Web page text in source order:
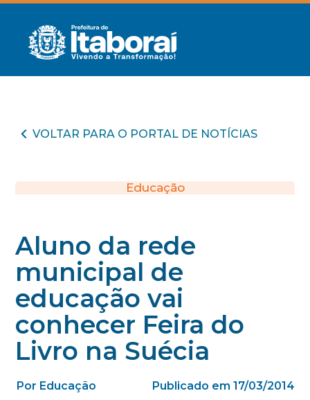
VOLTAR PARA O PORTAL DE NOTÍCIAS
Educação
Aluno da rede
municipal de
educação vai
conhecer Feira do
Livro na Suécia
Por Educação Publicado em 17/03/2014